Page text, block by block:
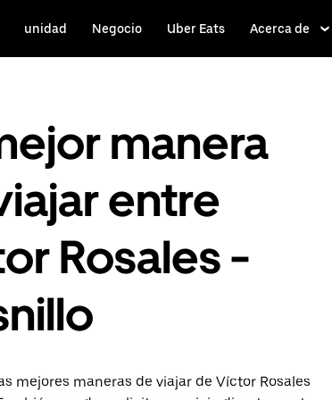
unidad Negocio Uber Eats Acerca de
manera
entre
Rosales -
mejores maneras de viajar de Víctor Rosales